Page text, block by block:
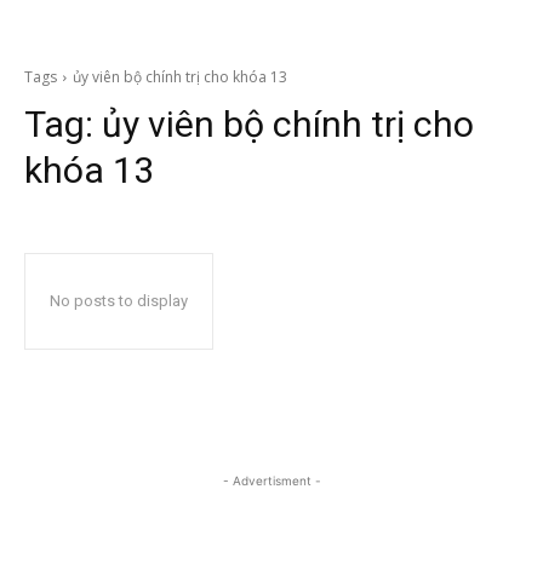
Tags ủy viên bộ chính trị cho khóa 13
Tag: ủy viên bộ chính trị cho
khóa 13
No posts to display
- Advertisment -